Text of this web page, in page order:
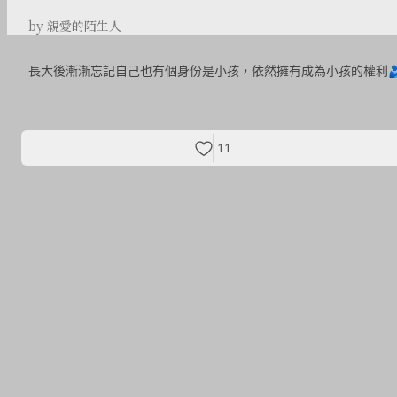
by 親愛的陌生人
長大後漸漸忘記自己也有個身份是小孩，依然擁有成為小孩的權利
11